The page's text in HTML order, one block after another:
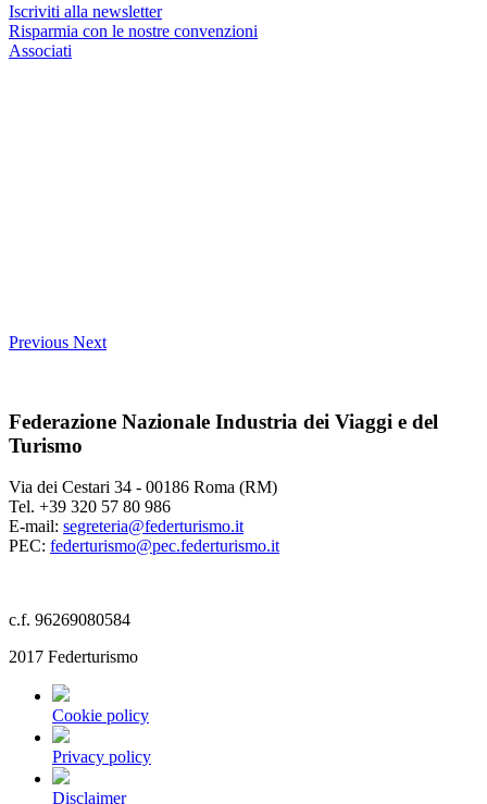
Iscriviti alla newsletter
Risparmia con le nostre convenzioni
Associati
Previous Next
Federazione Nazionale Industria dei Viaggi e del
Turismo
Via dei Cestari 34 - 00186 Roma (RM)
Tel. +39 320 57 80 986
E-mail: segreteria@federturismo.it
PEC: federturismo@pec.federturismo.it
c.f. 96269080584
2017 Federturismo
Cookie policy
Privacy policy
Disclaimer